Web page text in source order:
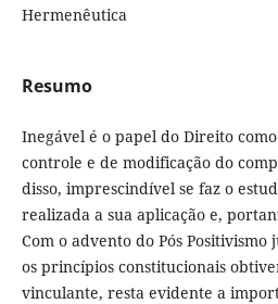
Hermenêutica
Resumo
Inegável é o papel do Direito
controle e de modificação do
disso, imprescindível se faz o
realizada a sua aplicação e,
Com o advento do Pós
os princípios constitucionais
vinculante, resta evidente a